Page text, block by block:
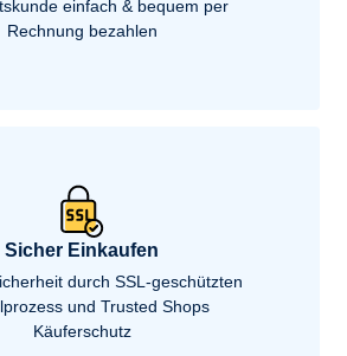
einfach & bequem per
Rechnung bezahlen
Sicher Einkaufen
durch SSL-geschützten
und Trusted Shops
Käuferschutz